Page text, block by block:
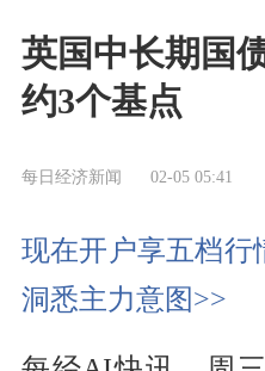
英国中长期国
约3个基点
每日经济新闻 02-05 05:41
现在开户享五档行
洞悉主力意图>>